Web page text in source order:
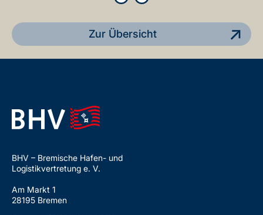
Zur Übersicht
BHV – Bremische Hafen- und
Logistikvertretung e. V.
Am Markt 1
28195 Bremen